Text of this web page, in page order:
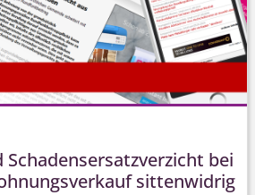
bei
sittenwidrig